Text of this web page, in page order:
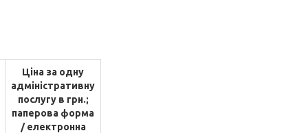
Ціна за одну
адміністративну
послугу в грн.;
паперова форма
/ електронна